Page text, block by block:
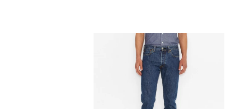
3-4 рабочих дня
Здесь вы можете более детально ознакомиться с условиями